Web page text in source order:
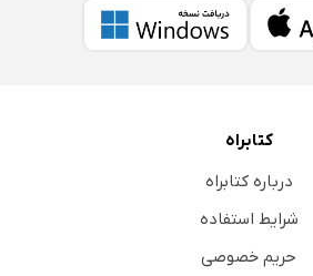
کتابراه
درباره کتابراه
شرایط استفاده
حریم خصوصی